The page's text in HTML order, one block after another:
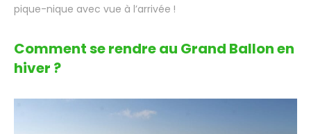
pique-nique avec vue à l’arrivée !
Comment se rendre au Grand Ballon en
hiver ?